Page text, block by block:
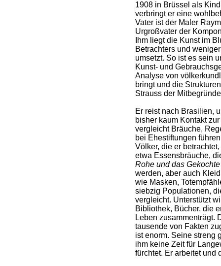
1908 in Brüssel als
verbringt er eine
Vater ist der Maler
Urgroßvater der
Ihm liegt die Kunst im
Betrachters und
umsetzt. So ist es sein
Kunst- und
Analyse von
bringt und die
Strauss der
Er reist nach Brasilien,
bisher kaum Kontakt
vergleicht Bräuche,
bei Ehestiftungen
Völker, die er
etwa Essensbräuche,
Rohe und das Gekochte
werden, aber auch
wie Masken,
siebzig Populationen,
vergleicht. Unterstützt
Bibliothek, Bücher, die
Leben zusammenträgt.
tausende von Fakten
ist enorm. Seine streng
ihm keine Zeit für
fürchtet. Er arbeitet und